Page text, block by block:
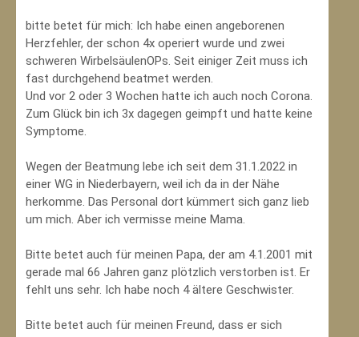
bitte betet für mich: Ich habe einen angeborenen
Herzfehler, der schon 4x operiert wurde und zwei
schweren WirbelsäulenOPs. Seit einiger Zeit muss ich
fast durchgehend beatmet werden.
Und vor 2 oder 3 Wochen hatte ich auch noch Corona.
Zum Glück bin ich 3x dagegen geimpft und hatte keine
Symptome.
Wegen der Beatmung lebe ich seit dem 31.1.2022 in
einer WG in Niederbayern, weil ich da in der Nähe
herkomme. Das Personal dort kümmert sich ganz lieb
um mich. Aber ich vermisse meine Mama.
Bitte betet auch für meinen Papa, der am 4.1.2001 mit
gerade mal 66 Jahren ganz plötzlich verstorben ist. Er
fehlt uns sehr. Ich habe noch 4 ältere Geschwister.
Bitte betet auch für meinen Freund, dass er sich